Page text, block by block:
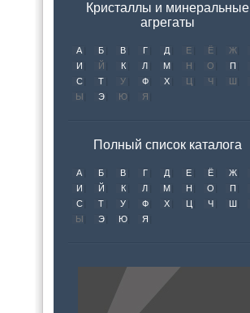
Кристаллы и минеральные
агрегаты
А Б В Г Д Е Ё Ж
И
Й К Л М Н О П
С
Т У Ф Х Ц Ч Ш
Ы
Э Ю Я
Полный список каталога
А Б В Г Д Е Ё Ж
И
Й К Л М Н О П
С
Т У Ф Х Ц Ч Ш
Ы
Э Ю Я